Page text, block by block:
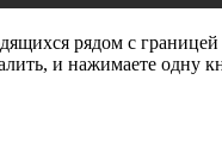
рядом с
и нажимаете одну